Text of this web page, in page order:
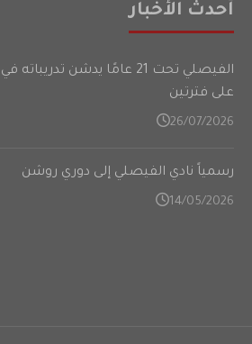
أحدث الأخبار
الفيصلي تحت 21 عامًا يدشن
على فترتين
26/07/2026
رسمياً نادي الفيصلي إلى دوري روشن
14/05/2026